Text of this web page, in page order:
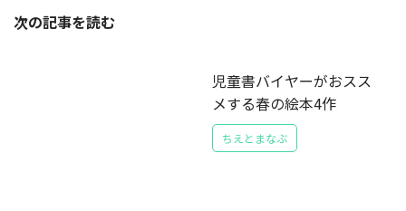
次の記事を読む
児童書バイヤーがおスス
メする春の絵本4作
ちえとまなぶ